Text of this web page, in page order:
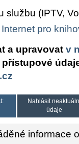
službu (IPTV,
Internet pro
a upravovat v
Nahlásit
údaje
informace